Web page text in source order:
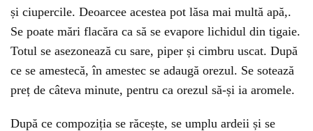
și ciupercile. Deoarcee acestea pot lăsa mai multă apă,.
Se poate mări flacăra ca să se evapore lichidul din tigaie.
Totul se asezonează cu sare, piper și cimbru uscat. După
ce se amestecă, în amestec se adaugă orezul. Se sotează
preț de câteva minute, pentru ca orezul să-și ia aromele.
După ce compoziția se răcește, se umplu ardeii și se